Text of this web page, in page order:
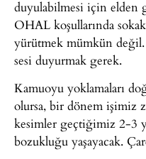
duyulabilmesi için elden
OHAL koşullarında
yürütmek mümkün değil.
sesi duyurmak gerek.
Kamuoyu yoklamaları
olursa, bir dönem işimiz
kesimler geçtiğimiz 2-3
bozukluğu yaşayacak.